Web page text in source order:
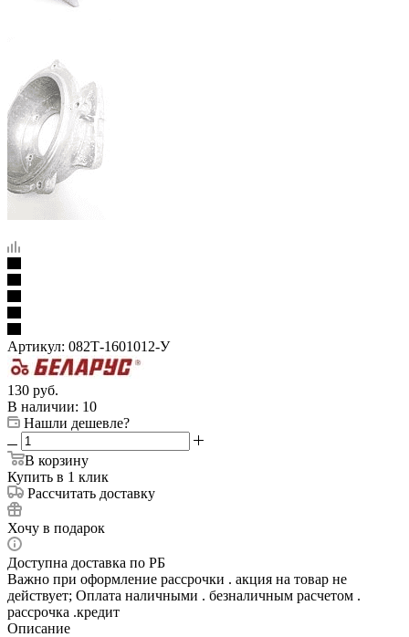
Артикул: 082Т-1601012-У
130 руб.
В наличии: 10
Нашли дешевле?
В корзину
Купить в 1 клик
Рассчитать доставку
Хочу в подарок
Доступна доставка по РБ
Важно при оформление рассрочки . акция на товар не
действует; Оплата наличными . безналичным расчетом .
рассрочка .кредит
Описание